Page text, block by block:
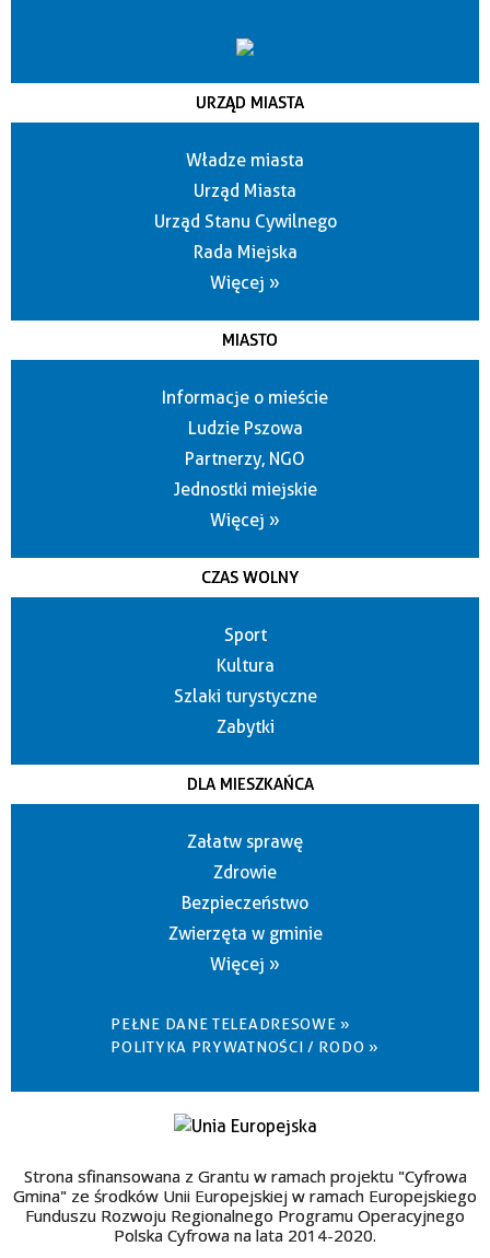
URZĄD MIASTA
Władze miasta
Urząd Miasta
Urząd Stanu Cywilnego
Rada Miejska
Więcej »
MIASTO
Informacje o mieście
Ludzie Pszowa
Partnerzy, NGO
Jednostki miejskie
Więcej »
CZAS WOLNY
Sport
Kultura
Szlaki turystyczne
Zabytki
DLA MIESZKAŃCA
Załatw sprawę
Zdrowie
Bezpieczeństwo
Zwierzęta w gminie
Więcej »
PEŁNE DANE TELEADRESOWE »
POLITYKA PRYWATNOŚCI / RODO »
Strona sfinansowana z Grantu w ramach projektu "Cyfrowa
Gmina" ze środków Unii Europejskiej w ramach Europejskiego
Funduszu Rozwoju Regionalnego Programu Operacyjnego
Polska Cyfrowa na lata 2014-2020.